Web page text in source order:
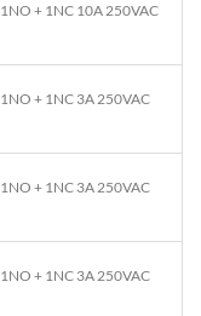
+ 1NC 10A 250VAC
+ 1NC 3A 250VAC
+ 1NC 3A 250VAC
+ 1NC 3A 250VAC